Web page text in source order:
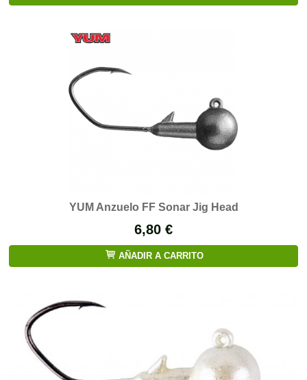
YUM Anzuelo FF Sonar Jig Head
6,80 €
AÑADIR A CARRITO